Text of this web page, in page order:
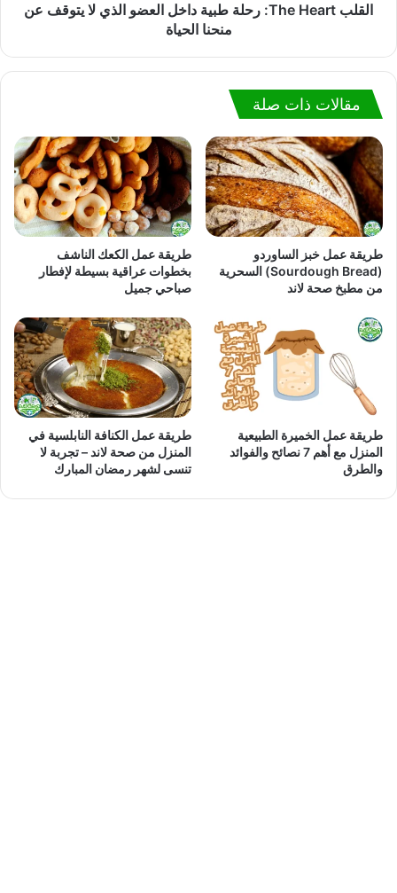
القلب The Heart: رحلة طبية داخل العضو الذي لا يتوقف عن
منحنا الحياة
مقالات ذات صلة
طريقة عمل خبز الساوردو
(Sourdough Bread) السحرية
من مطبخ صحة لاند
طريقة عمل الكعك الناشف
بخطوات عراقية بسيطة لإفطار
صباحي جميل
طريقة عمل الخميرة الطبيعية
المنزل مع أهم 7 نصائح والفوائد
والطرق
طريقة عمل الكنافة النابلسية في
المنزل من صحة لاند – تجربة لا
تنسى لشهر رمضان المبارك